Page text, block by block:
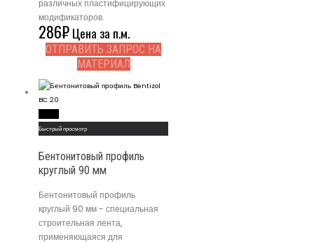
различных пластифицирующих
модификаторов.
286₽Цена за п.м.
ОТПРАВИТЬ ЗАПРОС НА
МАТЕРИАЛ
Быстрый просмотр
Бентонитовый профиль
круглый 90 мм
Бентонитовый профиль
круглый 90 мм - специальная
строительная лента,
применяющаяся для